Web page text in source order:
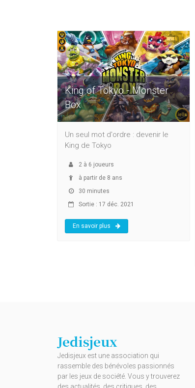
King of Tokyo - Monster
Box
Un seul mot d'ordre : devenir le
King de Tokyo
2 à 6 joueurs
à partir de 8 ans
30 minutes
Sortie : 17 déc. 2021
En savoir plus
Jedisjeux
Jedisjeux est une association qui
rassemble des bénévoles passionnés
par les jeux de société. Vous y trouverez
des actualités, des critiques, des